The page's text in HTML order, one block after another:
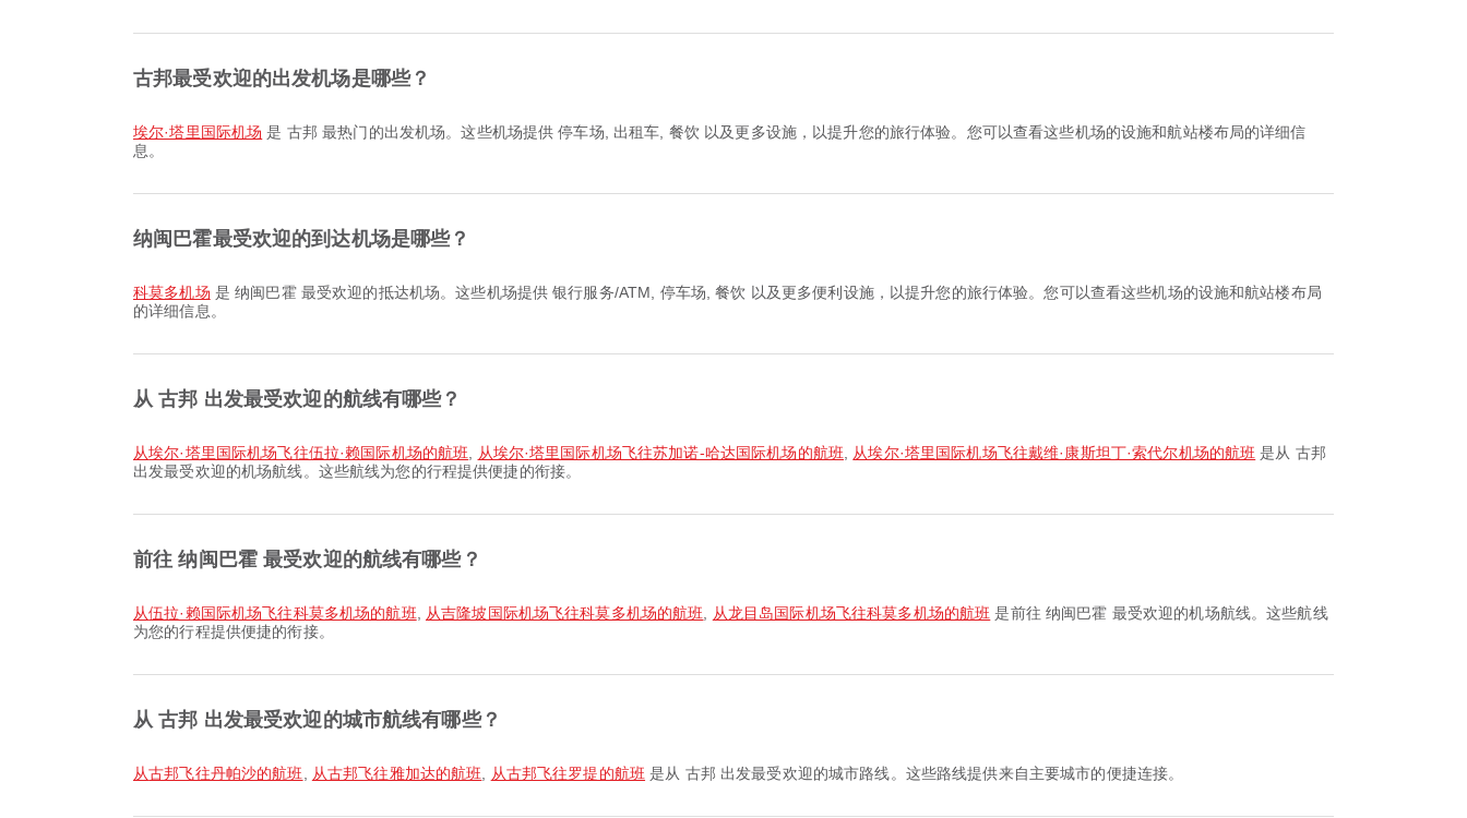
古邦最受欢迎的出发机场是哪些？
埃尔·塔里国际机场 是 古邦 最热门的出发机场。这些机场提供 停车场, 出租车, 餐饮 以及更多设施，以提升您的旅行体验。您可以查看这些机场的设施和航站楼布局的详细信
息。
纳闽巴霍最受欢迎的到达机场是哪些？
科莫多机场 是 纳闽巴霍 最受欢迎的抵达机场。这些机场提供 银行服务/ATM, 停车场, 餐饮 以及更多便利设施，以提升您的旅行体验。您可以查看这些机场的设施和航站楼布局
的详细信息。
从 古邦 出发最受欢迎的航线有哪些？
从埃尔·塔里国际机场飞往伍拉·赖国际机场的航班 从埃尔·塔里国际机场飞往苏加诺-哈达国际机场的航班 从埃尔·塔里国际机场飞往戴维·康斯坦丁·索代尔机场的航班 是从 古邦
出发最受欢迎的机场航线。这些航线为您的行程提供便捷的衔接。
前往 纳闽巴霍 最受欢迎的航线有哪些？
从伍拉·赖国际机场飞往科莫多机场的航班 从吉隆坡国际机场飞往科莫多机场的航班 从龙目岛国际机场飞往科莫多机场的航班 是前往 纳闽巴霍 最受欢迎的机场航线。这些航线
为您的行程提供便捷的衔接。
从 古邦 出发最受欢迎的城市航线有哪些？
从古邦飞往丹帕沙的航班 从古邦飞往雅加达的航班 从古邦飞往罗提的航班 是从 古邦 出发最受欢迎的城市路线。这些路线提供来自主要城市的便捷连接。